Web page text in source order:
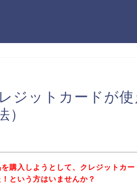
ジットカードが使
）
購入しようとして、クレジットカー
という方はいませんか？